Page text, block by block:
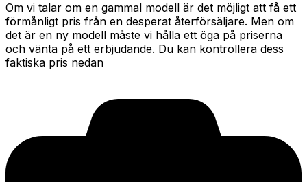
Om vi talar om en gammal modell är det möjligt att få ett
förmånligt pris från en desperat återförsäljare. Men om
det är en ny modell måste vi hålla ett öga på priserna
och vänta på ett erbjudande. Du kan kontrollera dess
faktiska pris nedan